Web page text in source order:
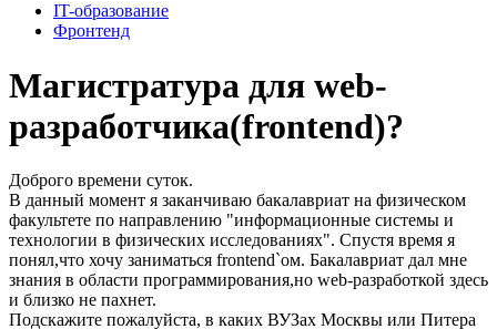
IT-образование
Фронтенд
Магистратура для web-
разработчика(frontend)?
Доброго времени суток.
В данный момент я заканчиваю бакалавриат на физическом
факультете по направлению "информационные системы и
технологии в физических исследованиях". Спустя время я
понял,что хочу заниматься frontend`ом. Бакалавриат дал мне
знания в области программирования,но web-разработкой здесь
и близко не пахнет.
Подскажите пожалуйста, в каких ВУЗах Москвы или Питера